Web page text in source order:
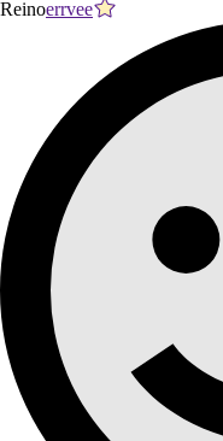
Reinoerrvee